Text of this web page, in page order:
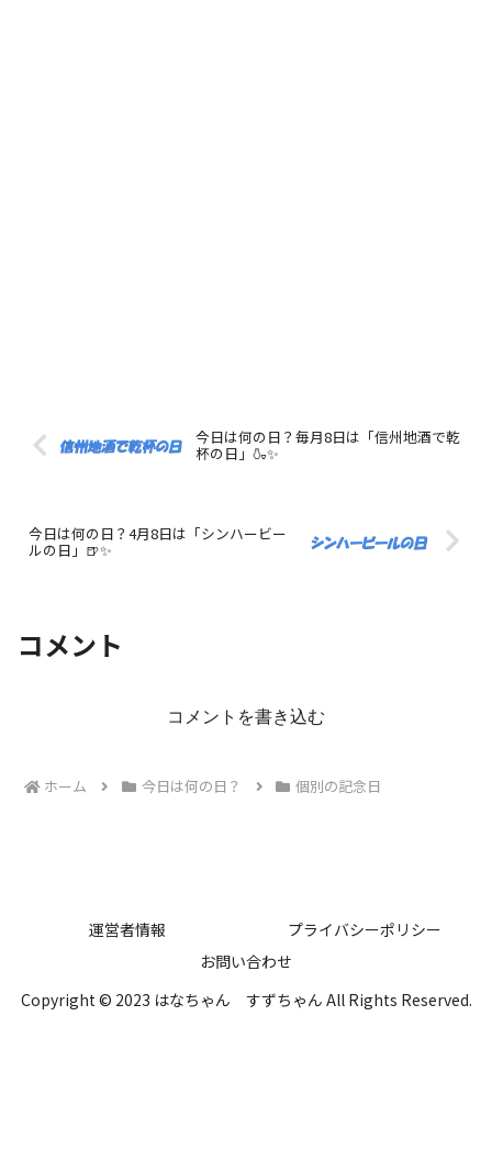
今日は何の日？毎月8日は「信州地酒で乾
杯の日」🍶✨
今日は何の日？4月8日は「シンハービー
ルの日」🍺✨
コメント
コメントを書き込む
ホーム 今日は何の日？ 個別の記念日
運営者情報
プライバシーポリシー
お問い合わせ
Copyright © 2023 はなちゃん すずちゃん All Rights Reserved.